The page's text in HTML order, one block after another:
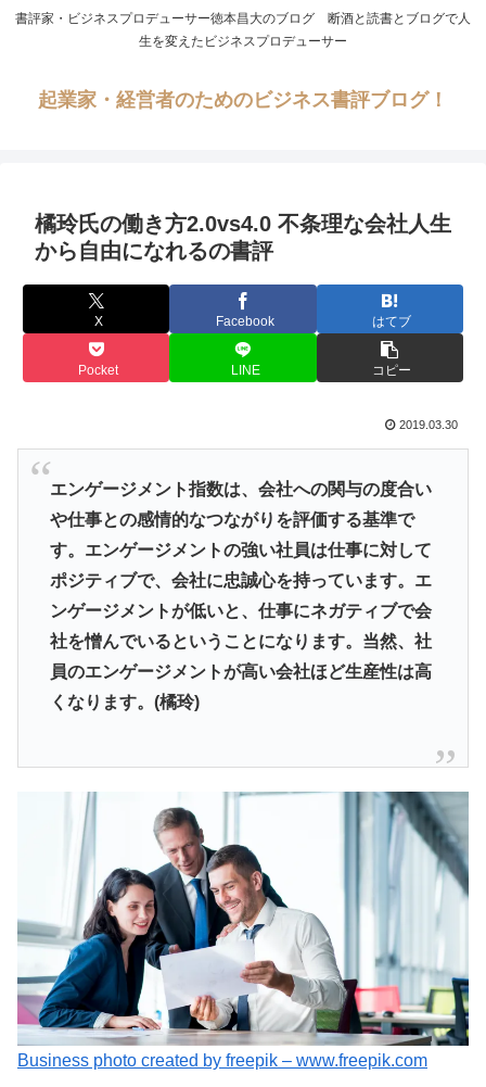
書評家・ビジネスプロデューサー徳本昌大のブログ 断酒と読書とブログで人
生を変えたビジネスプロデューサー
起業家・経営者のためのビジネス書評ブログ！
橘玲氏の働き方2.0vs4.0 不条理な会社人生
から自由になれるの書評
X Facebook はてブ
Pocket LINE コピー
2019.03.30
エンゲージメント指数は、会社への関与の度合い
や仕事との感情的なつながりを評価する基準で
す。エンゲージメントの強い社員は仕事に対して
ポジティブで、会社に忠誠心を持っています。エ
ンゲージメントが低いと、仕事にネガティブで会
社を憎んでいるということになります。当然、社
員のエンゲージメントが高い会社ほど生産性は高
くなります。(橘玲)
Business photo created by freepik – www.freepik.com